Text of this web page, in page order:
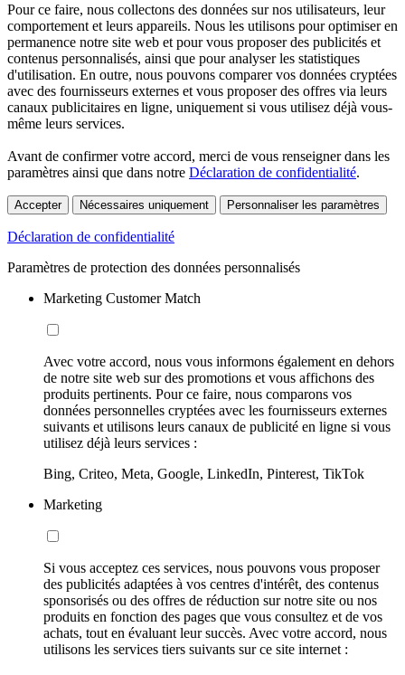
Pour ce faire, nous collectons des données sur nos utilisateurs, leur
comportement et leurs appareils. Nous les utilisons pour optimiser en
permanence notre site web et pour vous proposer des publicités et
contenus personnalisés, ainsi que pour analyser les statistiques
d'utilisation. En outre, nous pouvons comparer vos données cryptées
avec des fournisseurs externes et vous proposer des offres via leurs
canaux publicitaires en ligne, uniquement si vous utilisez déjà vous-
même leurs services.
Avant de confirmer votre accord, merci de vous renseigner dans les
paramètres ainsi que dans notre Déclaration de confidentialité.
Accepter Nécessaires uniquement Personnaliser les paramètres
Déclaration de confidentialité
Paramètres de protection des données personnalisés
Marketing Customer Match
Avec votre accord, nous vous informons également en dehors
de notre site web sur des promotions et vous affichons des
produits pertinents. Pour ce faire, nous comparons vos
données personnelles cryptées avec les fournisseurs externes
suivants et utilisons leurs canaux de publicité en ligne si vous
utilisez déjà leurs services :
Bing, Criteo, Meta, Google, LinkedIn, Pinterest, TikTok
Marketing
Si vous acceptez ces services, nous pouvons vous proposer
des publicités adaptées à vos centres d'intérêt, des contenus
sponsorisés ou des offres de réduction sur notre site ou nos
produits en fonction des pages que vous consultez et de vos
achats, tout en évaluant leur succès. Avec votre accord, nous
utilisons les services tiers suivants sur ce site internet :